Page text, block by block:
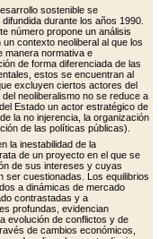
sostenible se
durante los años 1990.
número propone un análisis
contexto neoliberal al que los
manera normativa e
de forma diferenciada de las
estos se encuentran al
excluyen ciertos actores del
neoliberalismo no se reduce a
Estado un actor estratégico de
la no injerencia, la organización
de las políticas públicas).
la inestabilidad de la
de un proyecto en el que se
de sus intereses y cuyas
ser cuestionadas. Los equilibrios
a dinámicas de mercado
contrastadas y a
profundas, evidencian
evolución de conflictos y de
de cambios económicos,